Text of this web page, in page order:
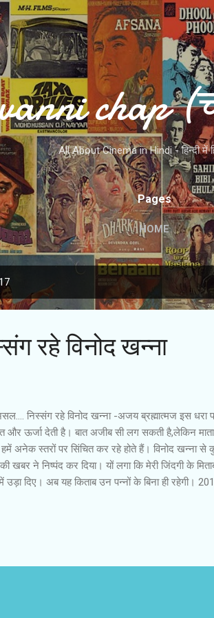
Skip to main content
chap
All About Cinema in Hindi - हिन्दी में
Pages
HOME
रहे विनोद खन्‍ना
निस्‍संग रहे विनोद खन्‍ना -अजय ब्रह्मात्‍मज इस धरा
और ऊर्जा देती है। बात अजीब सी लग सकती है,लेकिन
अनेक स्‍तरों पर सिंचित कर रहे होते हैं। विनोद खन्‍ना से
खबर ने निष्‍पंद कर दिया। यों लगा कि मेरी जिंदगी के
उड़ा दिए। अब यह किताब उन पन्‍नों के बिना ही रहेगी।
तो यह चलन ही बंद हो गया है। बहरहाल,ऐसी यात्राओं में
नमस्‍कार करने के बाद उनके सामने बैठते ही मुझे काठ मार